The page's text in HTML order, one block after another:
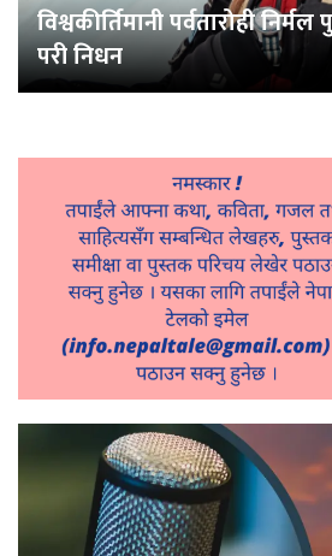
विश्वकीर्तिमानी पर्वतारोही
परी निधन